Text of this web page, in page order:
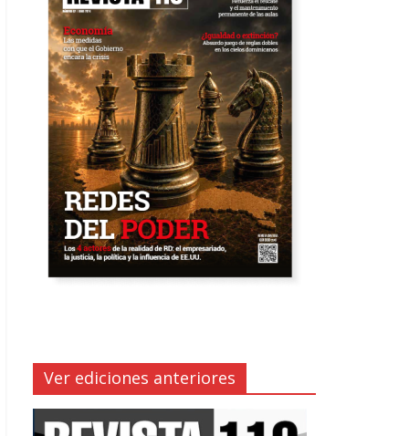
Ver ediciones anteriores